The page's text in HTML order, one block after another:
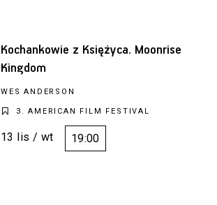
Kochankowie z Księżyca. Moonrise
Kingdom
WES ANDERSON
3. AMERICAN FILM FESTIVAL
13 lis / wt 19:00